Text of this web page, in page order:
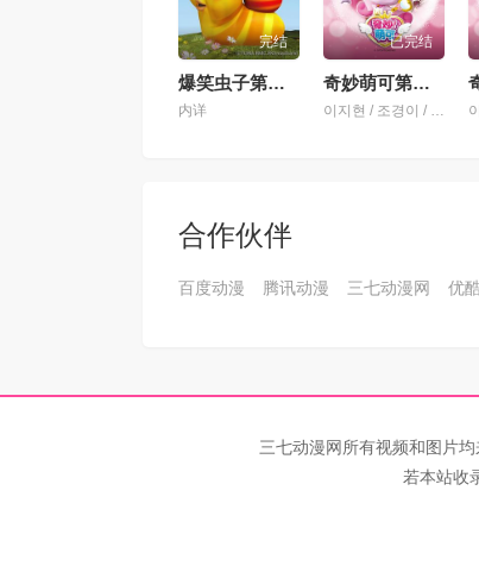
完结
爆笑虫子第一季
内详
已完结
奇妙萌可第一季
이지현 / 조경이 / 신용우 / 严相贤 / 장예나 / 이보희 / 김은아 / 김현욱 / 김명준
合作伙伴
百度动漫 腾讯动漫 三七动漫网 优
三七动漫网所有视频和图片
若本站收